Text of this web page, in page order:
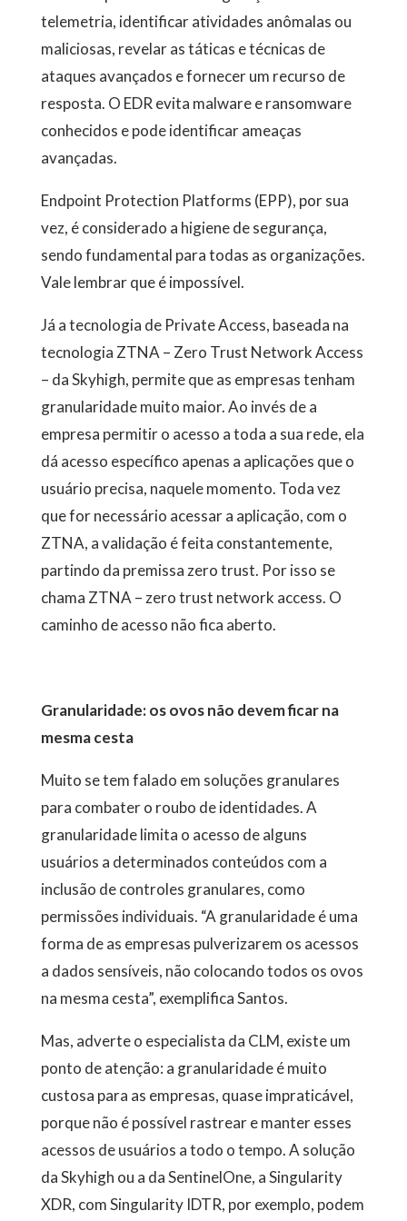
telemetria, identificar atividades anômalas ou
maliciosas, revelar as táticas e técnicas de
ataques avançados e fornecer um recurso de
resposta. O EDR evita malware e ransomware
conhecidos e pode identificar ameaças
avançadas.
Endpoint Protection Platforms (EPP), por sua
vez, é considerado a higiene de segurança,
sendo fundamental para todas as organizações.
Vale lembrar que é impossível.
Já a tecnologia de Private Access, baseada na
tecnologia ZTNA – Zero Trust Network Access
– da Skyhigh, permite que as empresas tenham
granularidade muito maior. Ao invés de a
empresa permitir o acesso a toda a sua rede, ela
dá acesso específico apenas a aplicações que o
usuário precisa, naquele momento. Toda vez
que for necessário acessar a aplicação, com o
ZTNA, a validação é feita constantemente,
partindo da premissa zero trust. Por isso se
chama ZTNA – zero trust network access. O
caminho de acesso não fica aberto.
Granularidade: os ovos não devem ficar na
mesma cesta
Muito se tem falado em soluções granulares
para combater o roubo de identidades. A
granularidade limita o acesso de alguns
usuários a determinados conteúdos com a
inclusão de controles granulares, como
permissões individuais. “A granularidade é uma
forma de as empresas pulverizarem os acessos
a dados sensíveis, não colocando todos os ovos
na mesma cesta”, exemplifica Santos.
Mas, adverte o especialista da CLM, existe um
ponto de atenção: a granularidade é muito
custosa para as empresas, quase impraticável,
porque não é possível rastrear e manter esses
acessos de usuários a todo o tempo. A solução
da Skyhigh ou a da SentinelOne, a Singularity
XDR, com Singularity IDTR, por exemplo, podem